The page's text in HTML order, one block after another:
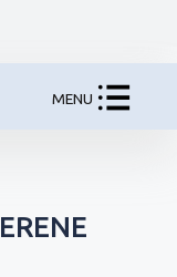
MENU